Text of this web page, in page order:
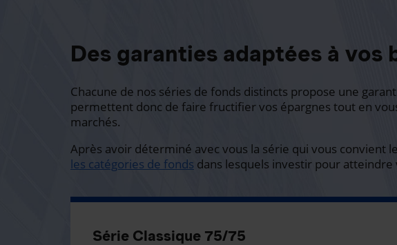
Des garanties adaptées à vos
Chacune de nos séries de fonds distincts propose une
permettent donc de faire fructifier vos épargnes tout en
marchés.
Après avoir déterminé avec vous la série qui vous convient
les catégories de fonds dans lesquels investir pour atteindre
Série Classique 75/75